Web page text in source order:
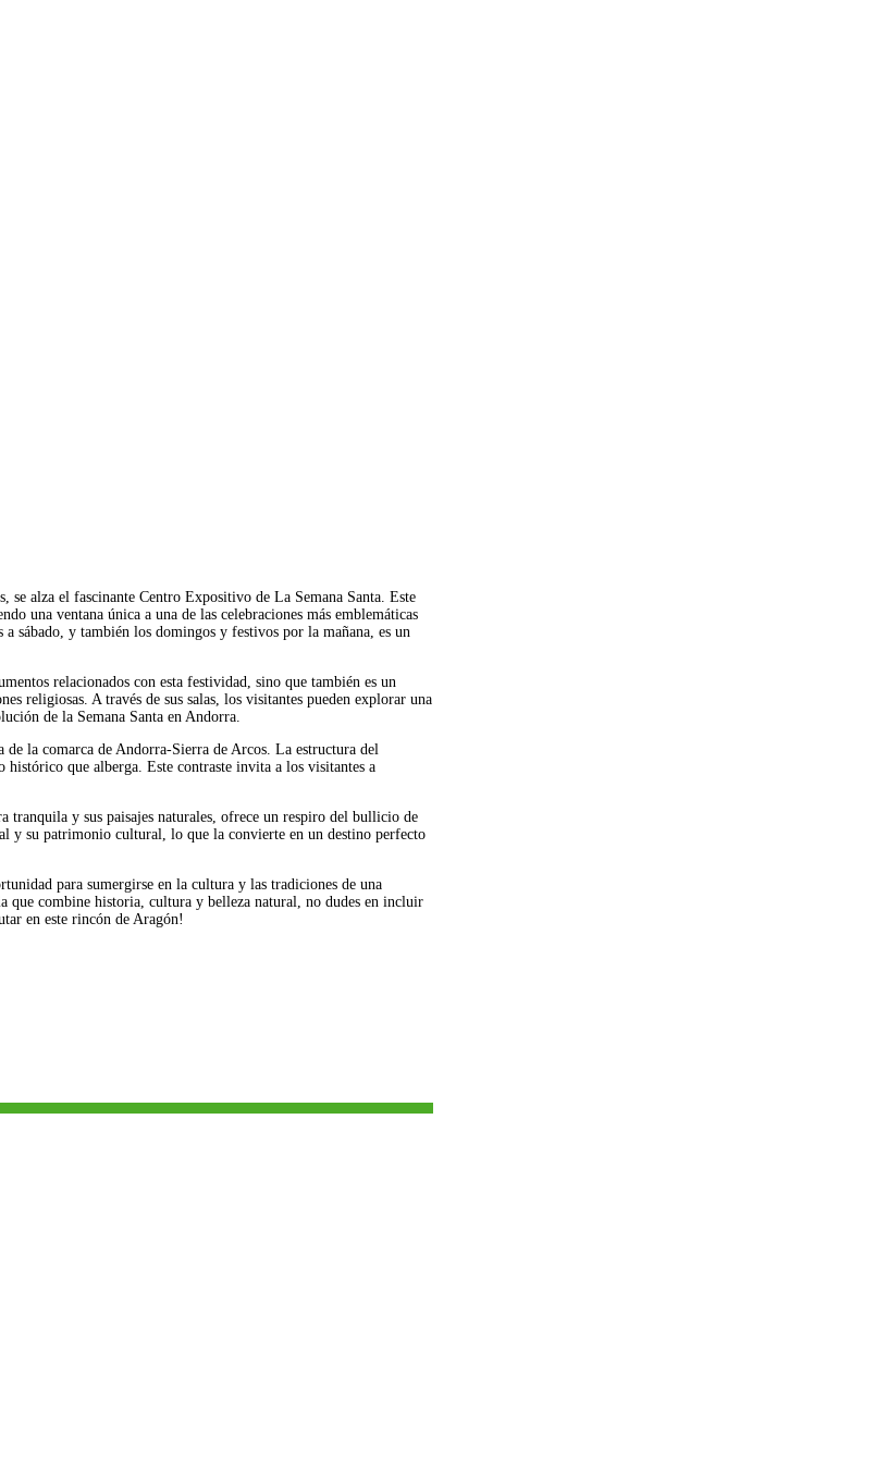
alza el fascinante Centro Expositivo de La Semana Santa. Este
una ventana única a una de las celebraciones más emblemáticas
a sábado, y también los domingos y festivos por la mañana, es un
relacionados con esta festividad, sino que también es un
religiosas. A través de sus salas, los visitantes pueden explorar una
de la Semana Santa en Andorra.
la comarca de Andorra-Sierra de Arcos. La estructura del
que alberga. Este contraste invita a los visitantes a
y sus paisajes naturales, ofrece un respiro del bullicio de
y su patrimonio cultural, lo que la convierte en un destino perfecto
para sumergirse en la cultura y las tradiciones de una
que combine historia, cultura y belleza natural, no dudes en incluir
en este rincón de Aragón!